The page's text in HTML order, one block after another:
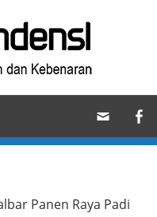
Panen Raya Padi